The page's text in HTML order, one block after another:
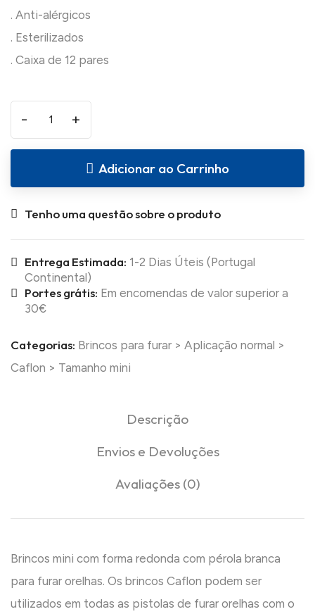
. Anti-alérgicos
. Esterilizados
- +
Adicionar ao Carrinho
Tenho uma questão sobre o produto
Entrega Estimada: 1-2 Dias Úteis (Portugal
Continental)
Portes grátis: Em encomendas de valor superior a
30€
Categorias: Brincos para furar > Aplicação normal >
Caflon > Tamanho mini
Descrição
Envios e Devoluções
Avaliações (0)
Brincos mini com forma redonda com pérola branca
para furar orelhas. Os brincos Caflon podem ser
utilizados em todas as pistolas de furar orelhas com o